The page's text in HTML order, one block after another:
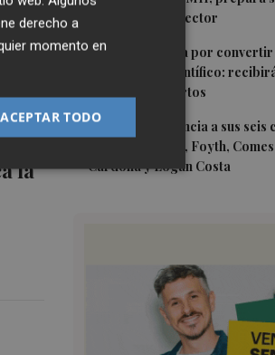
la
alianzas con el sector
4 Castelló apuesta por
un referente científico:
equipo de expertos
5El Villarreal anuncia a sus seis
Gerard Moreno, Foyth,
Cardona y Logan Costa
derecho a
momento en
ACEPTAR TODO